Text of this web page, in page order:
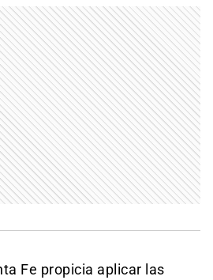
Fe propicia aplicar las